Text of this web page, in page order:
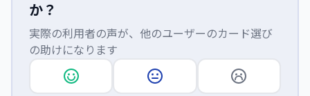
か？
実際の利用者の声が、他のユーザーのカード選び
の助けになります